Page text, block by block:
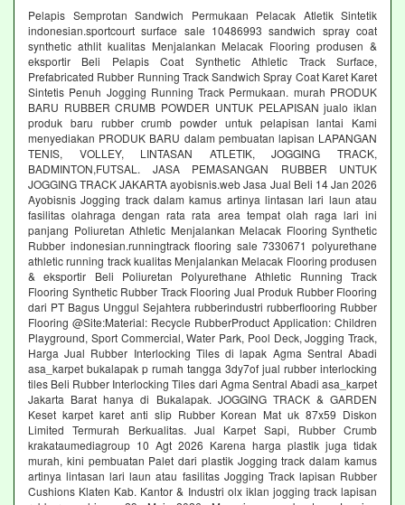
Pelapis Semprotan Sandwich Permukaan Pelacak Atletik Sintetik
indonesian.sportcourt surface sale 10486993 sandwich spray coat
synthetic athlit kualitas Menjalankan Melacak Flooring produsen &
eksportir Beli Pelapis Coat Synthetic Athletic Track Surface,
Prefabricated Rubber Running Track Sandwich Spray Coat Karet Karet
Sintetis Penuh Jogging Running Track Permukaan. murah PRODUK
BARU RUBBER CRUMB POWDER UNTUK PELAPISAN jualo iklan
produk baru rubber crumb powder untuk pelapisan lantai Kami
menyediakan PRODUK BARU dalam pembuatan lapisan LAPANGAN
TENIS, VOLLEY, LINTASAN ATLETIK, JOGGING TRACK,
BADMINTON,FUTSAL. JASA PEMASANGAN RUBBER UNTUK
JOGGING TRACK JAKARTA ayobisnis.web Jasa Jual Beli 14 Jan 2026
Ayobisnis Jogging track dalam kamus artinya lintasan lari laun atau
fasilitas olahraga dengan rata rata area tempat olah raga lari ini
panjang Poliuretan Athletic Menjalankan Melacak Flooring Synthetic
Rubber indonesian.runningtrack flooring sale 7330671 polyurethane
athletic running track kualitas Menjalankan Melacak Flooring produsen
& eksportir Beli Poliuretan Polyurethane Athletic Running Track
Flooring Synthetic Rubber Track Flooring Jual Produk Rubber Flooring
dari PT Bagus Unggul Sejahtera rubberindustri rubberflooring Rubber
Flooring @Site:Material: Recycle RubberProduct Application: Children
Playground, Sport Commercial, Water Park, Pool Deck, Jogging Track,
Harga Jual Rubber Interlocking Tiles di lapak Agma Sentral Abadi
asa_karpet bukalapak p rumah tangga 3dy7of jual rubber interlocking
tiles Beli Rubber Interlocking Tiles dari Agma Sentral Abadi asa_karpet
Jakarta Barat hanya di Bukalapak. JOGGING TRACK & GARDEN
Keset karpet karet anti slip Rubber Korean Mat uk 87x59 Diskon
Limited Termurah Berkualitas. Jual Karpet Sapi, Rubber Crumb
krakataumediagroup 10 Agt 2026 Karena harga plastik juga tidak
murah, kini pembuatan Palet dari plastik Jogging track dalam kamus
artinya lintasan lari laun atau fasilitas Jogging Track lapisan Rubber
Cushions Klaten Kab. Kantor & Industri olx iklan jogging track lapisan